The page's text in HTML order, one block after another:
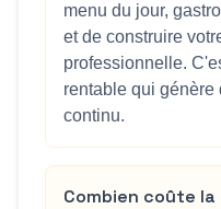
menu du jour,
et de construire
professionnelle.
rentable qui
continu.
Combien coûte